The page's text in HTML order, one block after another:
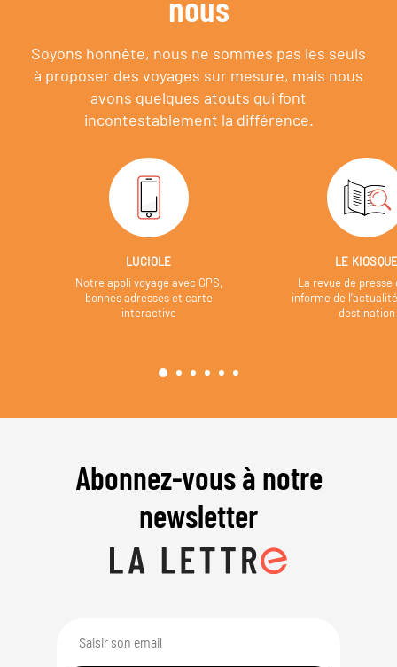
Soyons honnête, nous ne sommes pas les seuls
à proposer des voyages sur mesure, mais nous
avons quelques atouts qui font
incontestablement la différence.
LUCIOLE
Notre appli voyage avec GPS,
bonnes adresses et carte
interactive
LE
La revue de presse
informe de
destination
Abonnez-vous à notre
newsletter